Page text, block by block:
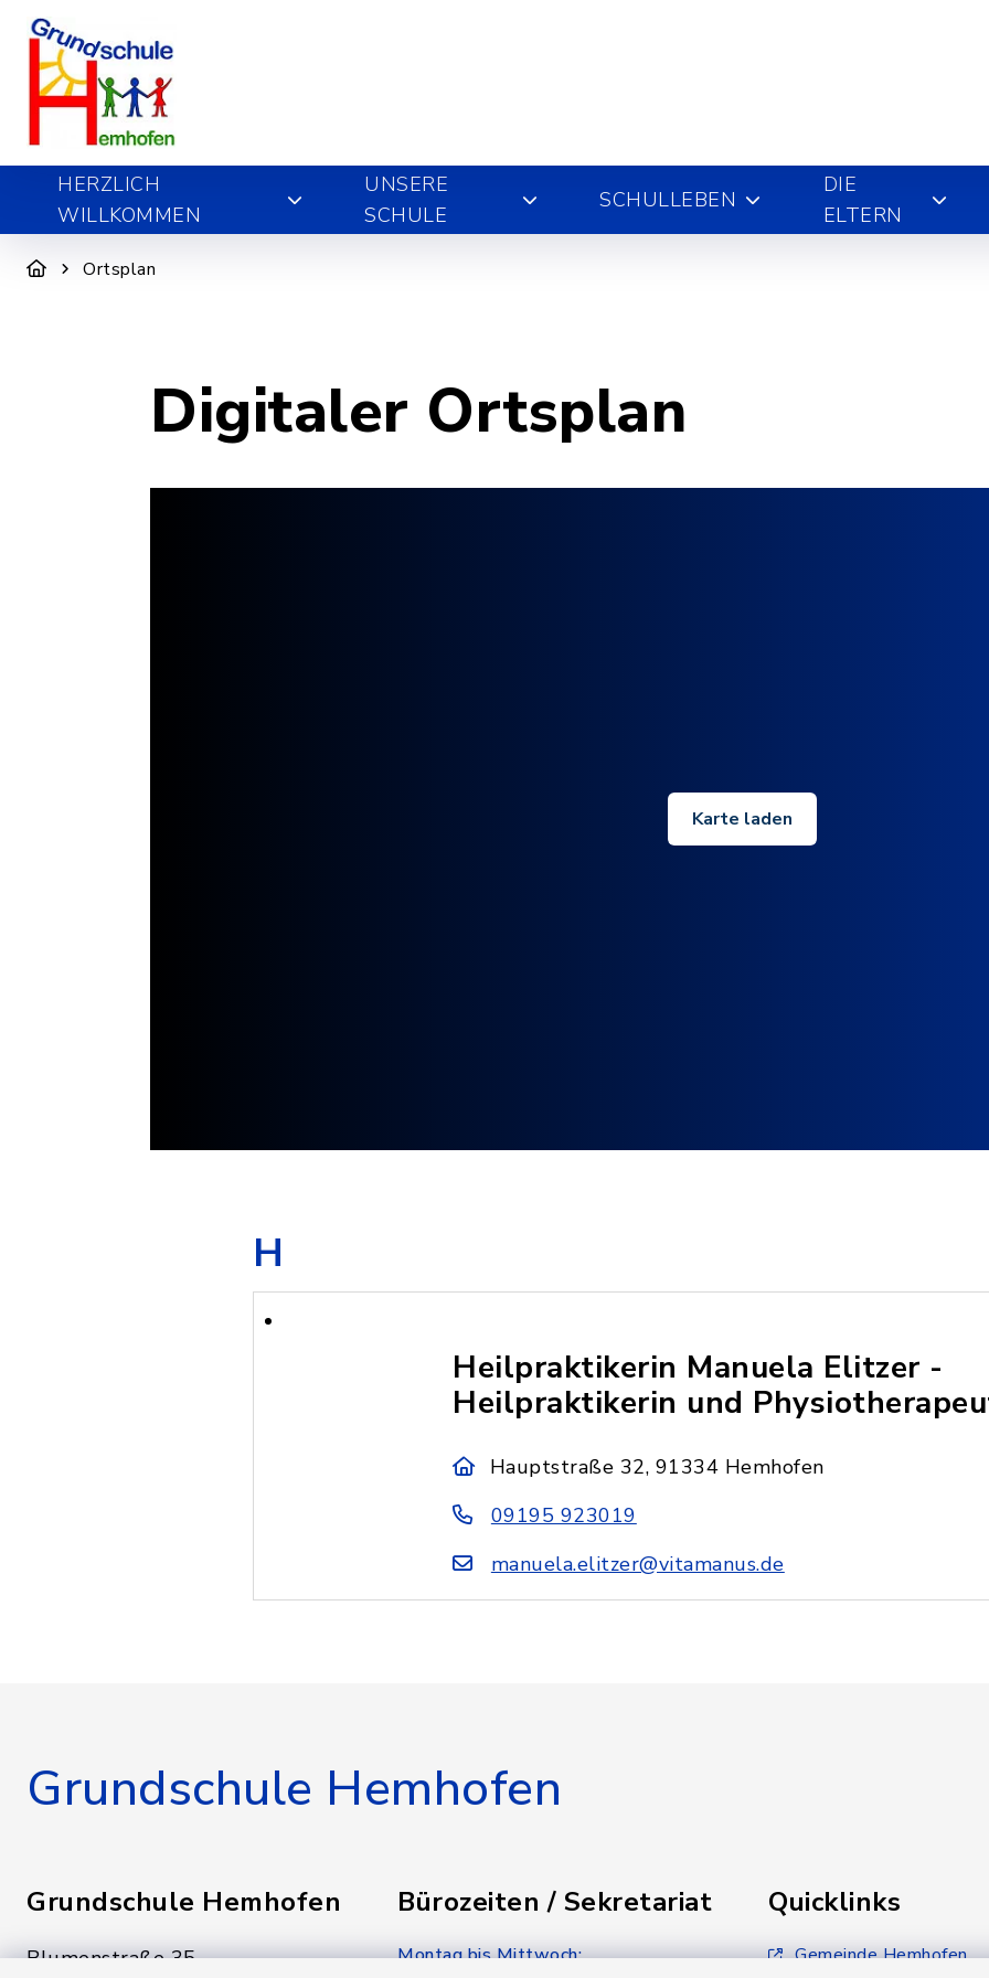
HERZLICH
WILLKOMMEN
UNSERE
SCHULE
SCHULLEBEN
DIE
ELTERN
Ortsplan
Digitaler Ortsplan
Karte laden
H
Heilpraktikerin Manuela Elitzer -
Heilpraktikerin und
Hauptstraße 32, 91334 Hemhofen
09195 923019
manuela.elitzer@vitamanus.de
Grundschule Hemhofen
Grundschule Hemhofen
Blumenstraße 35
Bürozeiten / Sekretariat
Montag bis Mittwoch:
Quicklinks
Gemeinde Hemhofen